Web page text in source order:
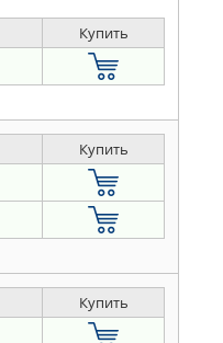
Купить
Купить
Купить